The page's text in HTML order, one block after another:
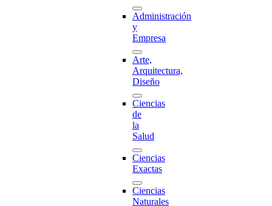
Administración
y
Empresa
Arte,
Arquitectura,
Diseño
Ciencias
de
la
Salud
Ciencias
Exactas
Ciencias
Naturales